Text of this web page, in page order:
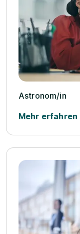
Astronom/­in
Mehr erfahren